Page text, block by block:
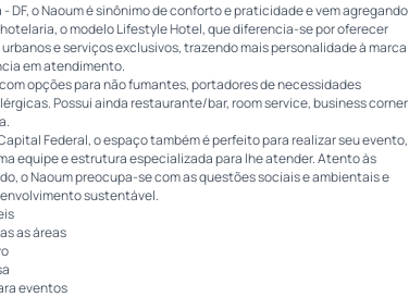
DF, o Naoum é sinônimo de conforto e praticidade e vem agregando
o modelo Lifestyle Hotel, que diferencia-se por oferecer
e serviços exclusivos, trazendo mais personalidade à marca
em atendimento.
opções para não fumantes, portadores de necessidades
Possui ainda restaurante/bar, room service, business corner
Federal, o espaço também é perfeito para realizar seu evento,
equipe e estrutura especializada para lhe atender. Atento às
o Naoum preocupa-se com as questões sociais e ambientais e
sustentável.
as áreas
eventos